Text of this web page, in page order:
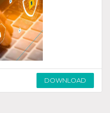
DOWNLOAD